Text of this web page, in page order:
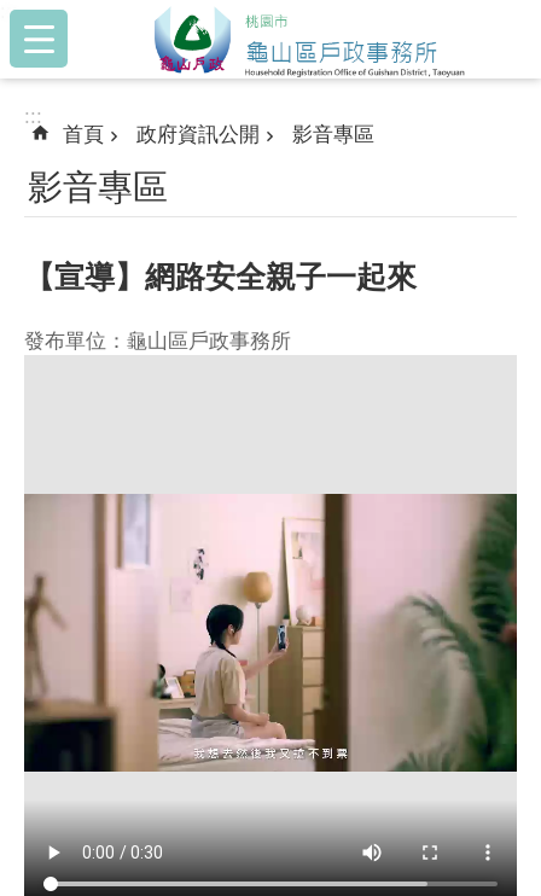
跳到主要內容區塊
:::
:::
首頁 政府資訊公開 影音專區
影音專區
【宣導】網路安全親子一起來
發布單位：龜山區戶政事務所